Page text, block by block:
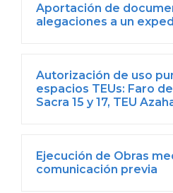
Aportación de
alegaciones a un
Autorización de uso
espacios TEUs: Faro
Sacra 15 y 17, TEU
Ejecución de Obras
comunicación previa